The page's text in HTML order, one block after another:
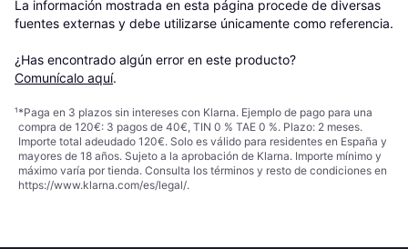
La información mostrada en esta página procede de diversas
fuentes externas y debe utilizarse únicamente como referencia.
¿Has encontrado algún error en este producto?
Comunícalo aquí.
¹*Paga en 3 plazos sin intereses con Klarna. Ejemplo de pago para una
compra de 120€: 3 pagos de 40€, TIN 0 % TAE 0 %. Plazo: 2 meses.
Importe total adeudado 120€. Solo es válido para residentes en España y
mayores de 18 años. Sujeto a la aprobación de Klarna. Importe mínimo y
máximo varía por tienda. Consulta los términos y resto de condiciones en
https://www.klarna.com/es/legal/.